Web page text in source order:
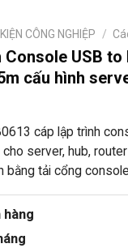
CÔNG NGHIỆP /
Console USB to
cấu hình
cáp lập trình
server, hub,
bằng tải cổng
hàng